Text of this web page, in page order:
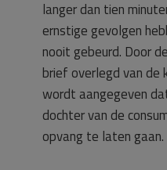
langer dan tien
ernstige gevolgen
nooit gebeurd. Door
brief overlegd van de
wordt aangegeven
dochter van de
opvang te laten gaan.